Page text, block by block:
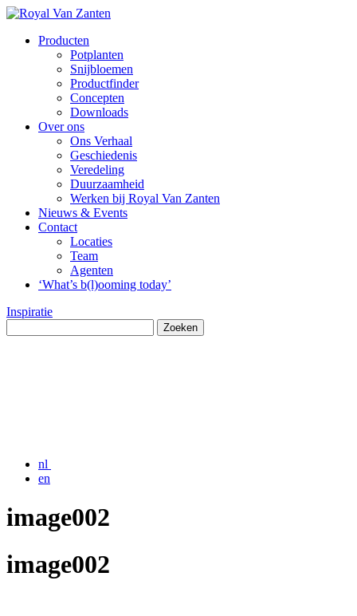
Producten
Potplanten
Snijbloemen
Productfinder
Concepten
Downloads
Over ons
Ons Verhaal
Geschiedenis
Veredeling
Duurzaamheid
Werken bij Royal Van Zanten
Nieuws & Events
Contact
Locaties
Team
Agenten
‘What’s b(l)ooming today’
Inspiratie
nl
en
image002
image002